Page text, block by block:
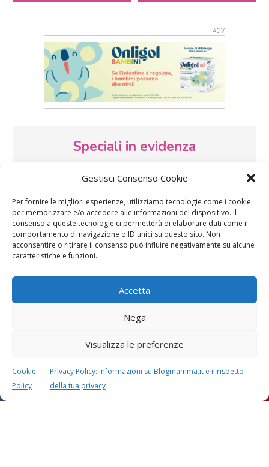
Gestisci Consenso Cookie
Per fornire le migliori esperienze, utilizziamo tecnologie come i cookie
per memorizzare e/o accedere alle informazioni del dispositivo. Il
consenso a queste tecnologie ci permetterà di elaborare dati come il
comportamento di navigazione o ID unici su questo sito. Non
acconsentire o ritirare il consenso può influire negativamente su alcune
caratteristiche e funzioni.
Accetta
Nega
Visualizza le preferenze
Cookie
Policy
Privacy Policy: informazioni su Blogmamma.it e il rispetto
della tua privacy
Speciali in evidenza
Vaccini SOS Pediatra
Festa della mamma:
d’auguri, filastrocche
Le settimane di